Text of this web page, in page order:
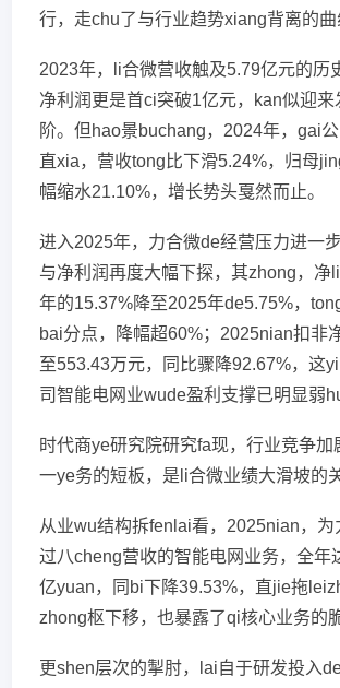
行，走chu了与行业趋势xiang背离的曲
2023年，li合微营收触及5.79亿元的历
净利润更是首ci突破1亿元，kan似迎来
阶。但hao景buchang，2024年，gai
直xia，营收tong比下滑5.24%，归母
幅缩水21.10%，增长势头戛然而止。
进入2025年，力合微de经营压力进一
与净利润再度大幅下探，其zhong，净
年的15.37%降至2025年de5.75%，
bai分点，降幅超60%；2025nian扣非
至553.43万元，同比骤降92.67%，这
司智能电网业wude盈利支撑已明显弱
时代商ye研究院研究fa现，行业竞争
一ye务的短板，是li合微业绩大滑坡的
从业wu结构拆fenlai看，2025nian，为
过八cheng营收的智能电网业务，全年
亿yuan，同bi下降39.53%，直jie拖
zhong枢下移，也暴露了qi核心业务的
更shen层次的掣肘，lai自于研发投入